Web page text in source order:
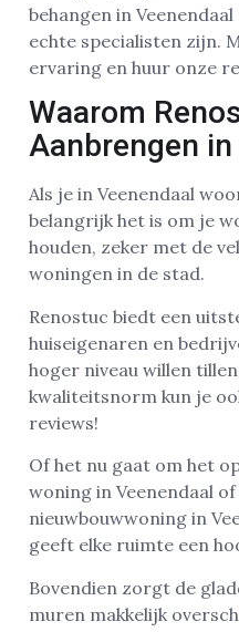
behangen in
echte specialisten zijn.
ervaring en huur onze
Waarom
Aanbrengen in
Als je in Veenendaal
belangrijk het is om je
houden, zeker met de
woningen in de stad.
Renostuc biedt een
huiseigenaren en
hoger niveau willen
kwaliteitsnorm kun je
reviews!
Of het nu gaat om het
woning in Veenendaal
nieuwbouwwoning in
geeft elke ruimte een
Bovendien zorgt de
muren makkelijk